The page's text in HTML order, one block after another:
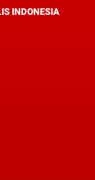
INDONESIA